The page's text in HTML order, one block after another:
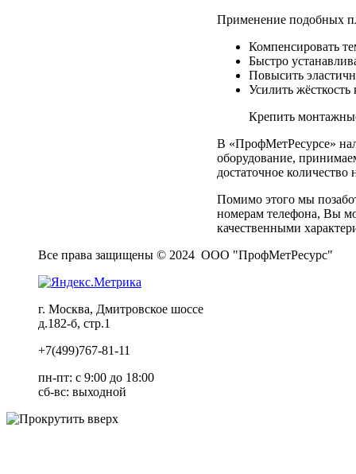
Применение подобных
Компенсировать
Быстро
Повысить
Усилить
Крепить
В «ПрофМетРесурсе»
оборудование,
достаточное
Помимо этого мы
номерам телефона, Вы
качественными
Все права защищены © 2024 ООО "ПрофМетРесурс"
г. Москва, Дмитровское шоссе
д.182-б, стр.1
+7(499)767-81-11
пн-пт: c 9:00 до 18:00
сб-вс: выходной